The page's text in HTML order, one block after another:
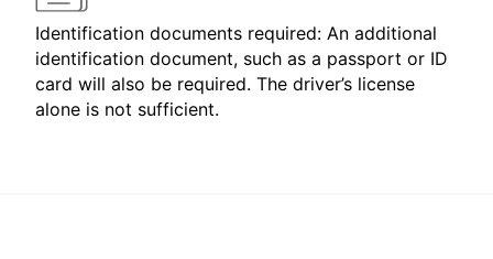
Identification documents required: An additional
identification document, such as a passport or ID
card will also be required. The driver’s license
alone is not sufficient.